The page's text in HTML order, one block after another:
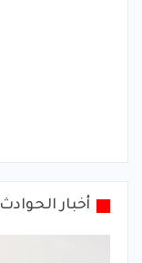
أخبار الحوادث